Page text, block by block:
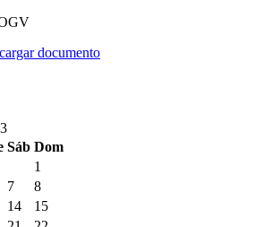
documento
Sáb Dom
1
7
8
14
15